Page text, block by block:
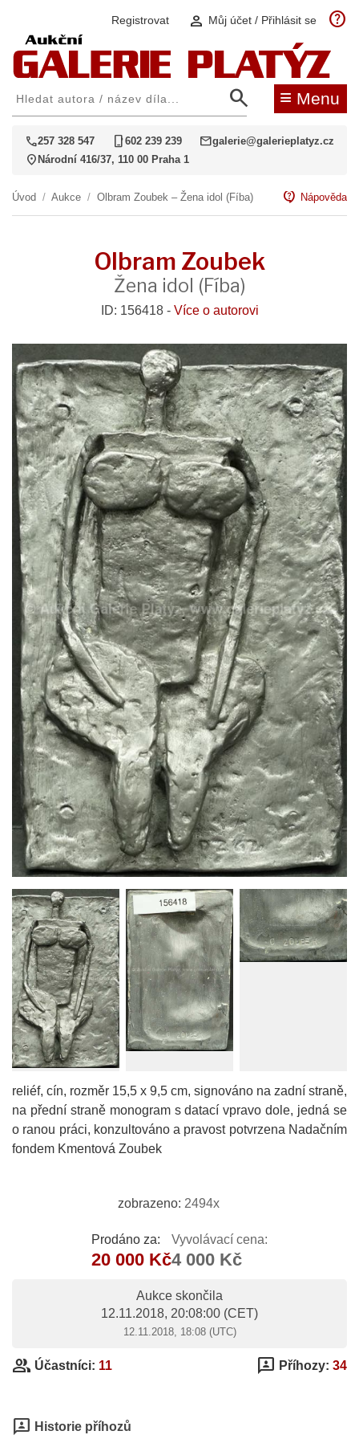
Registrovat person Můj účet / Přihlásit se help
search ≡ Menu
call257 328 547 phone_iphone602 239 239 mailgalerie@galerieplatyz.cz
location_on Národní 416/37, 110 00 Praha 1
Úvod / Aukce / Olbram Zoubek – Žena idol (Fíba) contact_support Nápověda
Olbram Zoubek
Žena idol (Fíba)
ID: 156418 - Více o autorovi
reliéf, cín, rozměr 15,5 x 9,5 cm, signováno na zadní straně,
na přední straně monogram s datací vpravo dole, jedná se
o ranou práci, konzultováno a pravost potvrzena Nadačním
fondem Kmentová Zoubek
zobrazeno: 2494x
Prodáno za:
20 000 Kč
Vyvolávací cena:
4 000 Kč
Aukce skončila
12.11.2018, 20:08:00 (CET)
12.11.2018, 18:08 (UTC)
group Účastníci: 11 3p Příhozy: 34
3p Historie příhozů